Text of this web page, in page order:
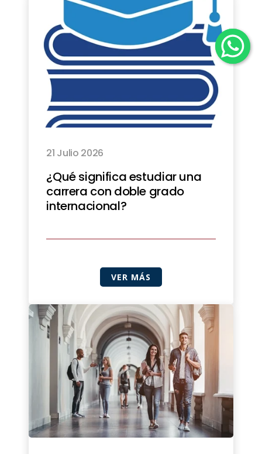
21 Julio 2026
¿Qué significa estudiar una
carrera con doble grado
internacional?
VER MÁS